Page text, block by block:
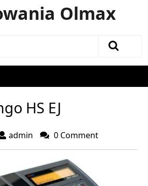
Olmax
HS EJ
admin 0 Comment